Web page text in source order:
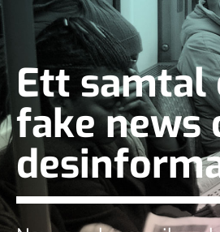
Ett samtal
fake news